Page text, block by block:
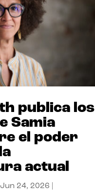
publica los
Samia
el poder
actual
Jun 24, 2026